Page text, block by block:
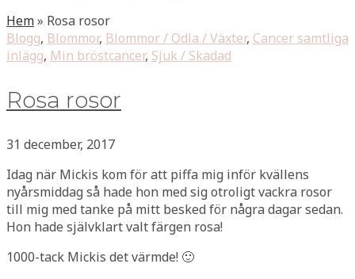
Hem» Rosa rosor
Blogg, Blommor, Blommor / Odla / Växter, Cancer samtliga
inlägg, Min bröstcancer, Sjuk / Skadad
Rosa rosor
31 december, 2017
Idag när Mickis kom för att piffa mig inför kvällens
nyårsmiddag så hade hon med sig otroligt vackra rosor
till mig med tanke på mitt besked för några dagar sedan.
Hon hade självklart valt färgen rosa!
1000-tack Mickis det värmde! 🙂